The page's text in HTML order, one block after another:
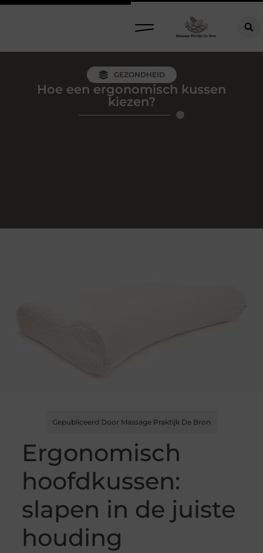
GEZONDHEID
Hoe een ergonomisch kussen
kiezen?
Gepubliceerd Door Massage Praktijk De Bron
Ergonomisch
hoofdkussen:
slapen in de juiste
houding